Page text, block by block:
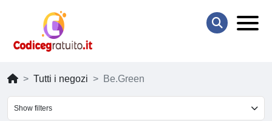
Tutti i negozi Be.Green
Show filters